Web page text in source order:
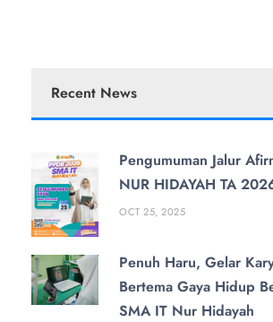
Recent News
Pengumuman Jalur
NUR HIDAYAH TA
OCT 25, 2025
Penuh Haru, Gelar
Bertema Gaya Hidup
SMA IT Nur Hidayah